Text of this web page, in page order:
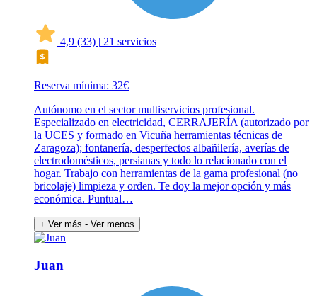
4,9 (33) | 21 servicios
Reserva mínima: 32€
Autónomo en el sector multiservicios profesional.
Especializado en electricidad, CERRAJERÍA (autorizado por
la UCES y formado en Vicuña herramientas técnicas de
Zaragoza); fontanería, desperfectos albañilería, averías de
electrodomésticos, persianas y todo lo relacionado con el
hogar. Trabajo con herramientas de la gama profesional (no
bricolaje) limpieza y orden. Te doy la mejor opción y más
económica. Puntual…
+ Ver más - Ver menos
Juan